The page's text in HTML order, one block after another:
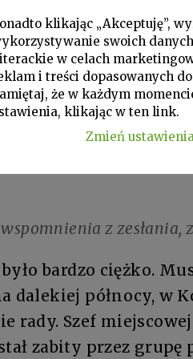
oskarżenia było
wymierzone na
wszelkiego
liczbie.
byli
z zesłania,
bardzo ciężko.
dalekiej północy, w
rady. Szef
zabity przez grupę
klikając „Akceptuję”,
swoich
w celach
i treści dopasowanych
że w każdym
klikając w ten link.
Zmień ustawienia